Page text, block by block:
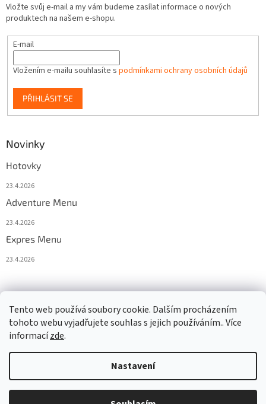
Tento web používá soubory cookie. Dalším procházením
tohoto webu vyjadřujete souhlas s jejich používáním.. Více
informacízde.
Nastavení
Vložte svůj e-mail a my vám budeme zasílat informace o nových
produktech na našem e-shopu.
E-mail
Vložením e-mailu souhlasíte s podmínkami ochrany osobních údajů
PŘIHLÁSIT SE
Novinky
Hotovky
23.4.2026
Adventure Menu
23.4.2026
Expres Menu
23.4.2026
Copyright 2026www.333adventures.com. Všechna práva